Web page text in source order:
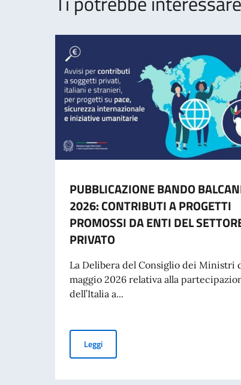
PUBBLICAZIONE BANDO
2026: CONTRIBUTI A PROGETTI
PROMOSSI DA ENTI DEL
PRIVATO
La Delibera del Consiglio dei Ministri
maggio 2026 relativa alla
dell’Italia a...
LeggiPUBBLICAZIONE BANDO BALCANI